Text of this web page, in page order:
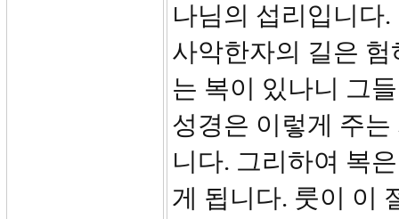
나님의 섭리입니다
사악한자의 길은
는 복이 있나니 그
성경은 이렇게 주
니다. 그리하여 복
게 됩니다. 룻이 이